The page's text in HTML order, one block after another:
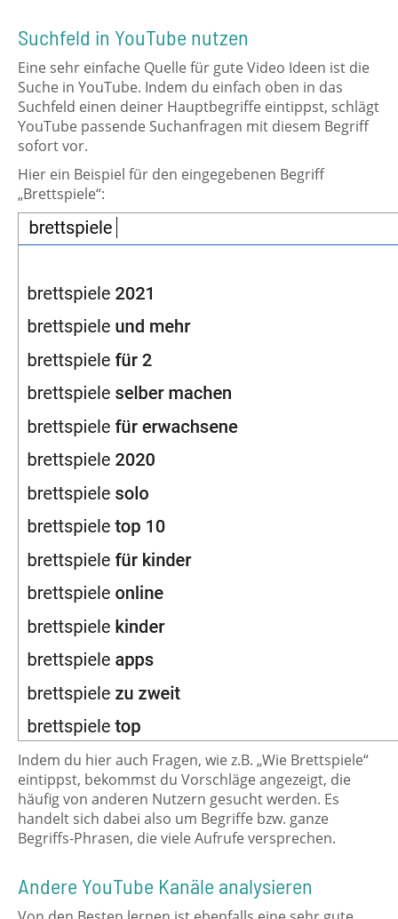
Suchfeld in YouTube nutzen
Eine sehr einfache Quelle für gute Video Ideen ist die
Suche in YouTube. Indem du einfach oben in das
Suchfeld einen deiner Hauptbegriffe eintippst, schlägt
YouTube passende Suchanfragen mit diesem Begriff
sofort vor.
Hier ein Beispiel für den eingegebenen Begriff
„Brettspiele“:
Indem du hier auch Fragen, wie z.B. „Wie Brettspiele“
eintippst, bekommst du Vorschläge angezeigt, die
häufig von anderen Nutzern gesucht werden. Es
handelt sich dabei also um Begriffe bzw. ganze
Begriffs-Phrasen, die viele Aufrufe versprechen.
Andere YouTube Kanäle analysieren